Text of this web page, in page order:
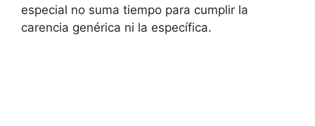
especial no suma tiempo para cumplir la
carencia genérica ni la específica.